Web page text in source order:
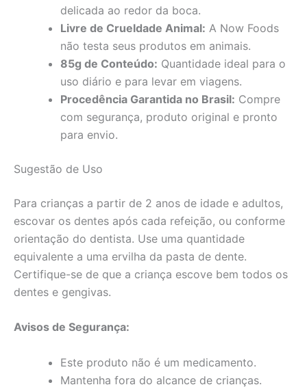
delicada ao redor da boca.
Livre de Crueldade Animal: A Now Foods
não testa seus produtos em animais.
85g de Conteúdo: Quantidade ideal para o
uso diário e para levar em viagens.
Procedência Garantida no Brasil: Compre
com segurança, produto original e pronto
para envio.
Sugestão de Uso
Para crianças a partir de 2 anos de idade e adultos,
escovar os dentes após cada refeição, ou conforme
orientação do dentista. Use uma quantidade
equivalente a uma ervilha da pasta de dente.
Certifique-se de que a criança escove bem todos os
dentes e gengivas.
Avisos de Segurança:
Este produto não é um medicamento.
Mantenha fora do alcance de crianças.